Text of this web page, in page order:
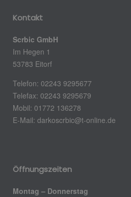
Kontakt
Scrbic GmbH
Im Hegen 1
53783 Eitorf
Telefon: 02243 9295677
Telefax: 02243 9295679
Mobil: 01772 136278
E-Mail: darkoscrbic@t-online.de
Öffnungszeiten
Montag – Donnerstag